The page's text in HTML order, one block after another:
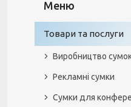
Товари та послуги
Виробництво
Рекламні сумки
Сумки для